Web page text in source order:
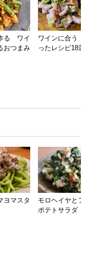
る ワイ
おつまみ
ワインに合う
ったレシピ18
ヨマスタ
モロヘイヤと
ポテトサラダ